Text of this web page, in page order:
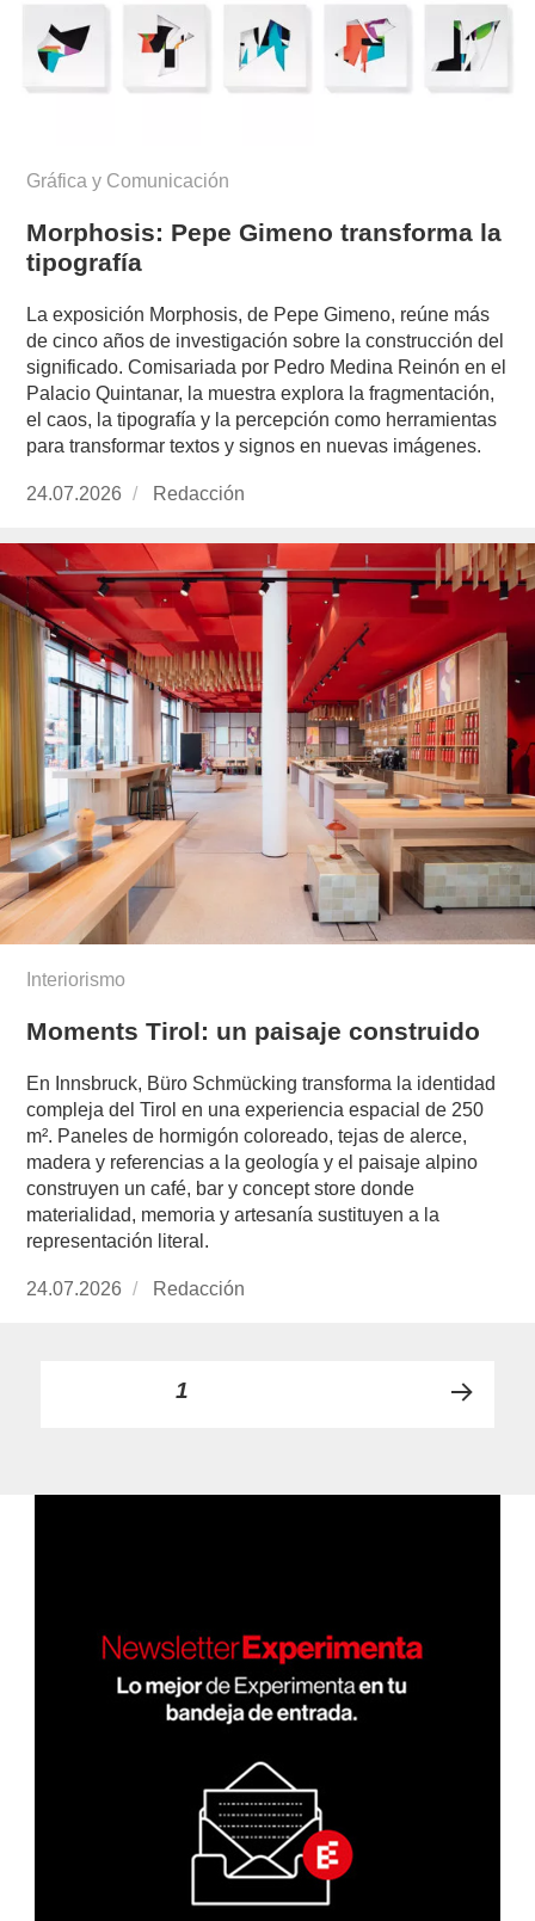
Gráfica y Comunicación
Morphosis: Pepe Gimeno transforma la
tipografía
La exposición Morphosis, de Pepe Gimeno, reúne más
de cinco años de investigación sobre la construcción del
significado. Comisariada por Pedro Medina Reinón en el
Palacio Quintanar, la muestra explora la fragmentación,
el caos, la tipografía y la percepción como herramientas
para transformar textos y signos en nuevas imágenes.
Publicado
24.07.2026 https://www.experimenta.es/author/redaccion/
Redacción
Interiorismo
Moments Tirol: un paisaje construido
En Innsbruck, Büro Schmücking transforma la identidad
compleja del Tirol en una experiencia espacial de 250
m². Paneles de hormigón coloreado, tejas de alerce,
madera y referencias a la geología y el paisaje alpino
construyen un café, bar y concept store donde
materialidad, memoria y artesanía sustituyen a la
representación literal.
Publicado
24.07.2026 https://www.experimenta.es/author/redaccion/
Redacción
Paginación
entradas
PÁGINA1
NA